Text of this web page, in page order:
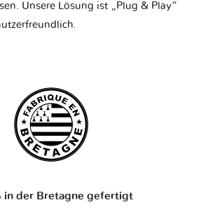
Unsere Lösung ist „Plug & Play“
in der Bretagne gefertigt